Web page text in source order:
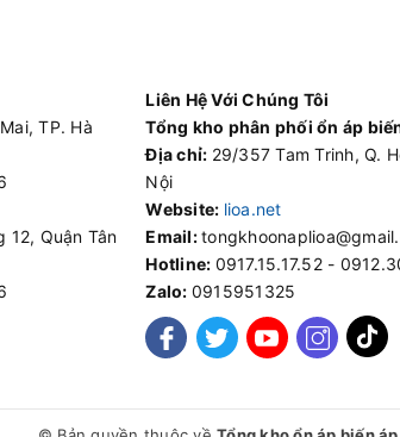
TP. Hà
12, Quận Tân
Liên Hệ Với Chúng Tôi
Tổng kho phân phối ổn áp
Địa chỉ: 29/357 Tam Trinh, Q.
Nội
Website: lioa.net
Email:
Hotline: 0917.15.17.52 -
Zalo: 0915951325